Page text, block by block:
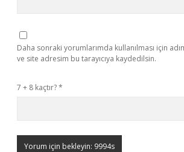
Daha sonraki yorumlarımda kullanılması için
ve site adresim bu tarayıcıya kaydedilsin.
7 + 8 kaçtır?*